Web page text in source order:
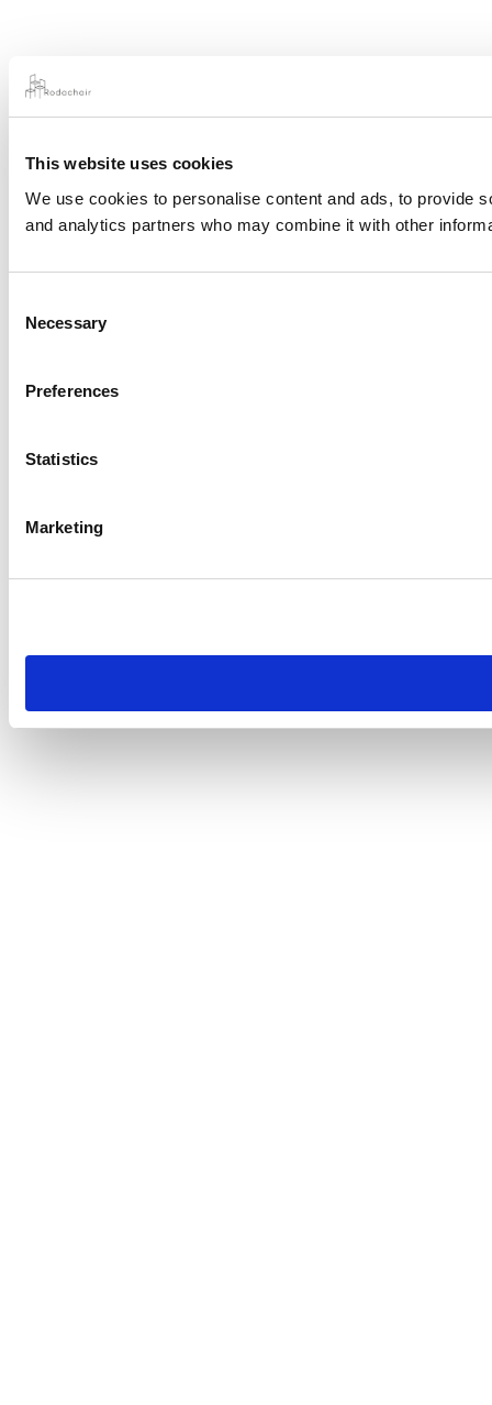
This website uses cookies
We use cookies to personalise content and ads, to provide
and analytics partners who may combine it with other
Selection
Necessary
Preferences
Statistics
Marketing